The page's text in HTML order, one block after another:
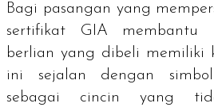
Bagi pasangan yang
sertifikat GIA membantu
berlian yang dibeli memiliki
ini sejalan dengan
sebagai cincin yang